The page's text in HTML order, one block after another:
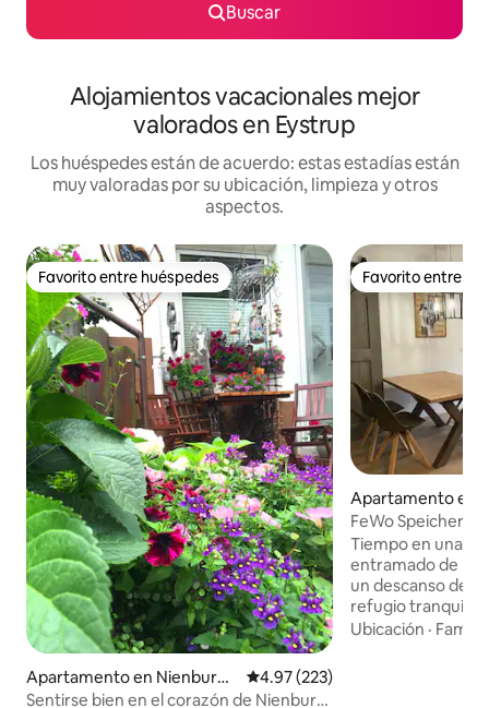
Buscar
Alojamientos vacacionales mejor
valorados en Eystrup
Los huéspedes están de acuerdo: estas estadías están
muy valoradas por su ubicación, limpieza y otros
aspectos.
Favorito entre huéspedes
Favorito entre huéspedes
Apartamento en Nienburg
(Weser)
Calificación promedio: 4.97 de
4.97 (223)
Sentirse bien en el corazón de Nienburg
Favorito entre
Favorito entre
Apartamento en
FeWo
Tiempo en una
entramado de madera ¿Estás
un descanso de
refugio tranquilo,
en cerca de la
Ubicación ·